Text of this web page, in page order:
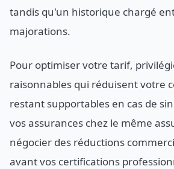
tandis qu'un historique chargé
majorations.
Pour optimiser votre tarif,
raisonnables qui réduisent votre
restant supportables en cas de
vos assurances chez le même
négocier des réductions
avant vos certifications